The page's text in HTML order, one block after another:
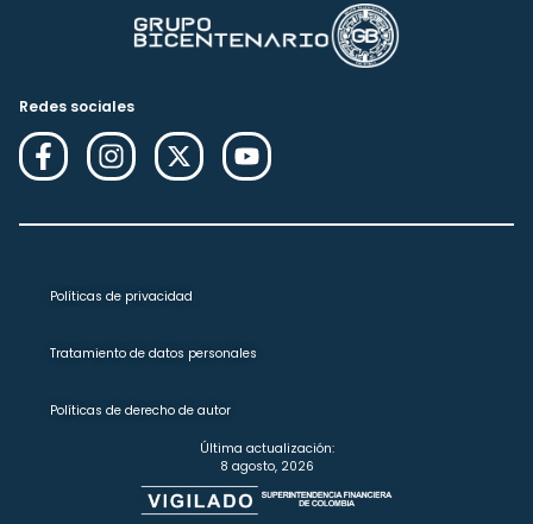
Redes sociales
Políticas de privacidad
Tratamiento de datos personales
Políticas de derecho de autor
Última actualización:
8 agosto, 2026